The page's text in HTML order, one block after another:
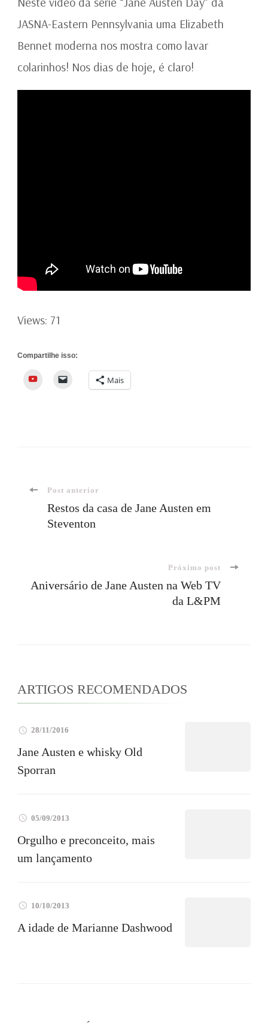
JASNA-Eastern Pennsylvania uma Elizabeth
Bennet moderna nos mostra como lavar
colarinhos! Nos dias de hoje, é claro!
Views: 71
Compartilhe isso:
YouTube Mais
Navegação
Post anterior
Restos da casa de Jane Austen em
Steventon
Próximo post
Aniversário de Jane Austen na Web TV
da L&PM
ARTIGOS RECOMENDADOS
28/11/2016
Jane Austen e whisky Old
Sporran
05/09/2013
Orgulho e preconceito, mais
um lançamento
10/10/2013
A idade de Marianne Dashwood